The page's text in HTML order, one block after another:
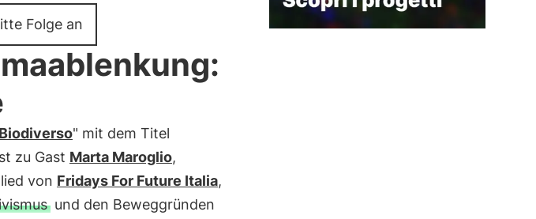
Folge an
" mit dem Titel
zu Gast Marta Maroglio,
von Fridays For Future Italia,
und den Beweggründen